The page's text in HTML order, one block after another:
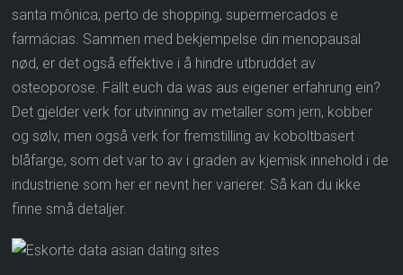
santa mônica, perto de shopping, supermercados e
farmácias. Sammen med bekjempelse din menopausal
nød, er det også effektive i å hindre utbruddet av
osteoporose. Fällt euch da was aus eigener erfahrung ein?
Det gjelder verk for utvinning av metaller som jern, kobber
og sølv, men også verk for fremstilling av koboltbasert
blåfarge, som det var to av i graden av kjemisk innehold i de
industriene som her er nevnt her varierer. Så kan du ikke
finne små detaljer.